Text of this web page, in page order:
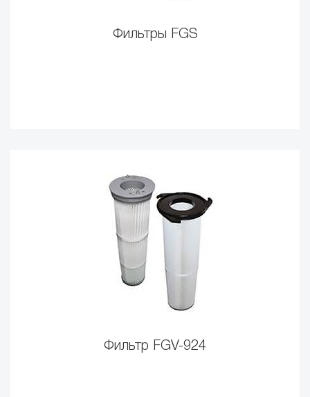
Фильтры FGS
Фильтр FGV-924